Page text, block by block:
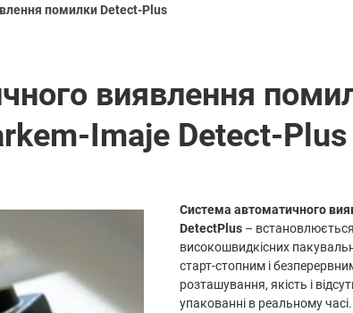
помилки Detect-Plus
виявлення
Imaje Detect-Plus
Система автоматичного
DetectPlus –
високошвидкісних
старт-стопним і
розташування, якість і
упакованні в реальному часі.